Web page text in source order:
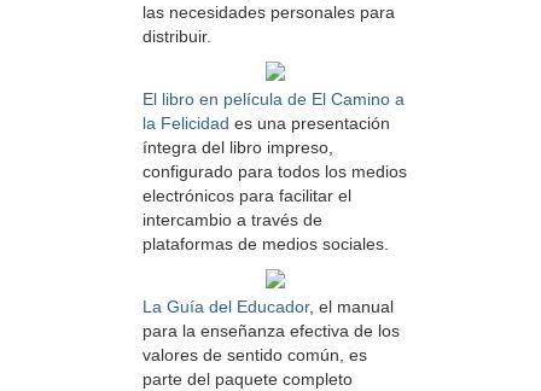
las necesidades personales para
distribuir.
El libro en película de El Camino a
la Felicidad es una presentación
íntegra del libro impreso,
configurado para todos los medios
electrónicos para facilitar el
intercambio a través de
plataformas de medios sociales.
La Guía del Educador, el manual
para la enseñanza efectiva de los
valores de sentido común, es
parte del paquete completo